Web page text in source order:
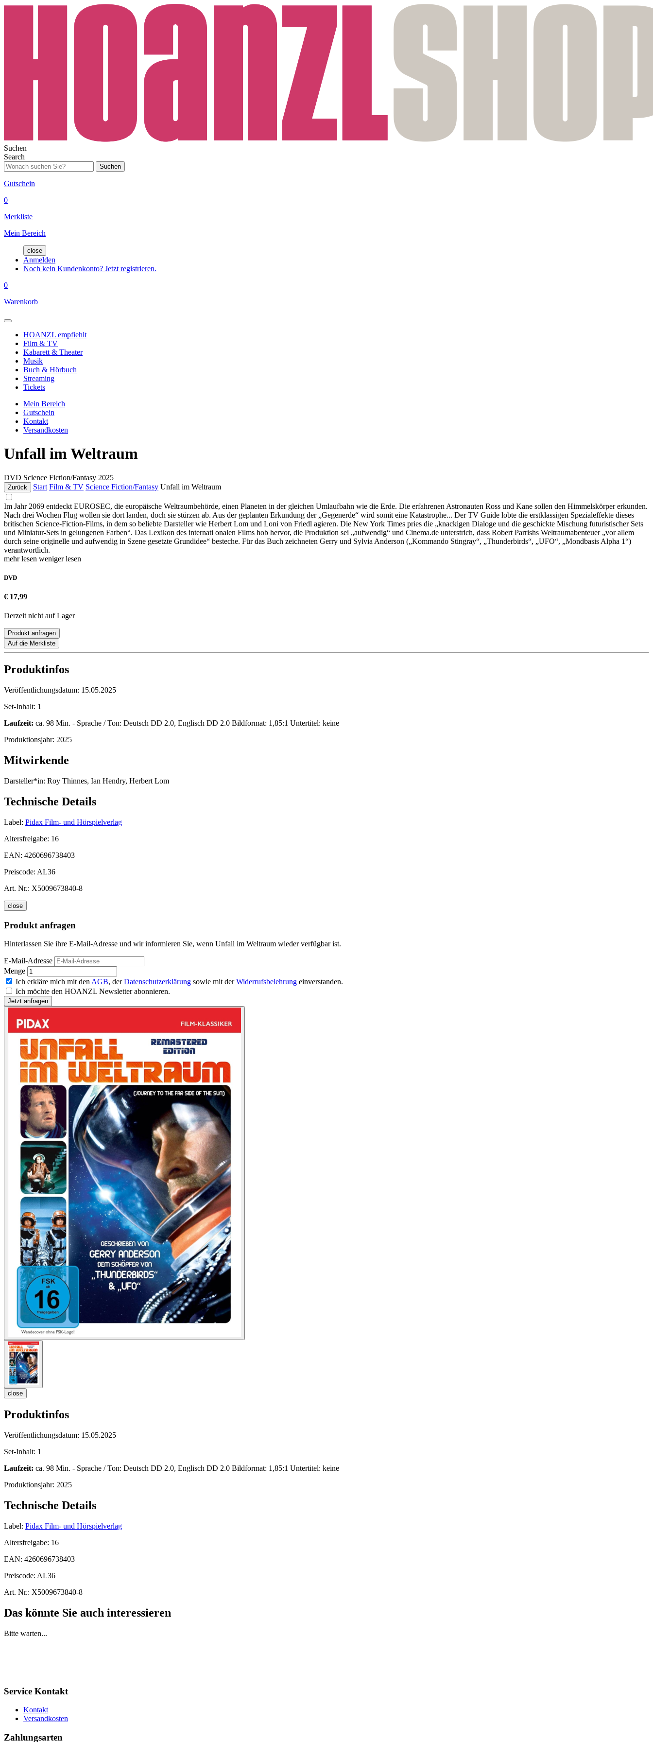
Suchen
Search
Suchen
Gutschein
0
Merkliste
Mein Bereich
close
Anmelden
Noch kein Kundenkonto? Jetzt registrieren.
0
Warenkorb
HOANZL empfiehlt
Film & TV
Kabarett & Theater
Musik
Buch & Hörbuch
Streaming
Tickets
Mein Bereich
Gutschein
Kontakt
Versandkosten
Unfall im Weltraum
DVD Science Fiction/Fantasy 2025
Zurück Start Film & TV Science Fiction/Fantasy Unfall im Weltraum
Im Jahr 2069 entdeckt EUROSEC, die europäische Weltraumbehörde, einen Planeten in der gleichen Umlaufbahn wie die Erde. Die erfahrenen Astronauten Ross und Kane sollen den Himmelskörper erkunden.
Nach drei Wochen Flug wollen sie dort landen, doch sie stürzen ab. Aus der geplanten Erkundung der „Gegenerde“ wird somit eine Katastrophe... Der TV Guide lobte die erstklassigen Spezialeffekte dieses
britischen Science-Fiction-Films, in dem so beliebte Darsteller wie Herbert Lom und Loni von Friedl agieren. Die New York Times pries die „knackigen Dialoge und die geschickte Mischung futuristischer Sets
und Miniatur-Sets in gelungenen Farben“. Das Lexikon des internati onalen Films hob hervor, die Produktion sei „aufwendig“ und Cinema.de unterstrich, dass Robert Parrishs Weltraumabenteuer „vor allem
durch seine originelle und aufwendig in Szene gesetzte Grundidee“ besteche. Für das Buch zeichneten Gerry und Sylvia Anderson („Kommando Stingray“, „Thunderbirds“, „UFO“, „Mondbasis Alpha 1“)
verantwortlich.
mehr lesen weniger lesen
DVD
€ 17,99
Derzeit nicht auf Lager
Produkt anfragen
Auf die Merkliste
Produktinfos
Veröffentlichungsdatum: 15.05.2025
Set-Inhalt: 1
Laufzeit: ca. 98 Min. - Sprache / Ton: Deutsch DD 2.0, Englisch DD 2.0 Bildformat: 1,85:1 Untertitel: keine
Produktionsjahr: 2025
Mitwirkende
Darsteller*in: Roy Thinnes, Ian Hendry, Herbert Lom
Technische Details
Label: Pidax Film- und Hörspielverlag
Altersfreigabe: 16
EAN: 4260696738403
Preiscode: AL36
Art. Nr.: X5009673840-8
close
Produkt anfragen
Hinterlassen Sie ihre E-Mail-Adresse und wir informieren Sie, wenn Unfall im Weltraum wieder verfügbar ist.
E-Mail-Adresse
Menge
Ich erkläre mich mit den AGB, derDatenschutzerklärung sowie mit derWiderrufsbelehrung einverstanden.
Ich möchte den HOANZL Newsletter abonnieren.
close
Produktinfos
Veröffentlichungsdatum: 15.05.2025
Set-Inhalt: 1
Laufzeit: ca. 98 Min. - Sprache / Ton: Deutsch DD 2.0, Englisch DD 2.0 Bildformat: 1,85:1 Untertitel: keine
Produktionsjahr: 2025
Technische Details
Label: Pidax Film- und Hörspielverlag
Altersfreigabe: 16
EAN: 4260696738403
Preiscode: AL36
Art. Nr.: X5009673840-8
Das könnte Sie auch interessieren
Bitte warten...
Service Kontakt
Kontakt
Versandkosten
Zahlungsarten